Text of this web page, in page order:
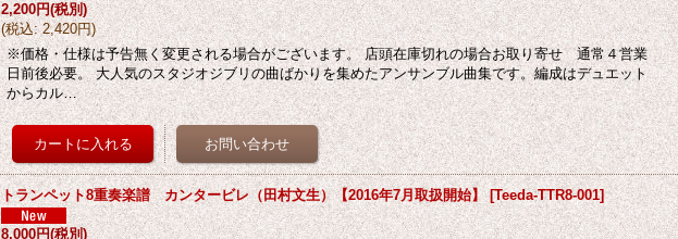
2,200円(税別)
(税込: 2,420円)
※価格・仕様は予告無く変更される場合がございます。 店頭在庫切れの場合お取り寄せ 通常４営業
日前後必要。 大人気のスタジオジブリの曲ばかりを集めたアンサンブル曲集です。編成はデュエット
からカル…
トランペット8重奏楽譜 カンタービレ（田村文生）【2016年7月取扱開始】 [Teeda-TTR8-001]
8,000円(税別)